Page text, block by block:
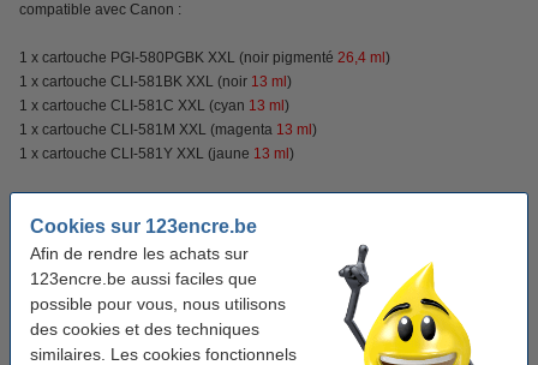
Cookies sur 123encre.be
Afin de rendre les achats sur
123encre.be aussi faciles que
possible pour vous, nous utilisons
des cookies et des techniques
similaires. Les cookies fonctionnels
compatible avec Canon :
1 x cartouche PGI-580PGBK XXL (noir pigmenté 26,4 ml )
1 x cartouche CLI-581BK XXL (noir 13 ml )
1 x cartouche CLI-581C XXL (cyan 13 ml )
1 x cartouche CLI-581M XXL (magenta 13 ml )
1 x cartouche CLI-581Y XXL (jaune 13 ml )
Couleur: noir (2x) et couleur (3x)